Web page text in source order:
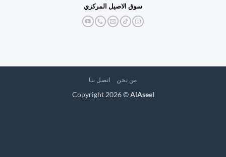
سوق الاصيل المركزي
من نحن اتصل بنا
Copyright 2026 ©AlAseel